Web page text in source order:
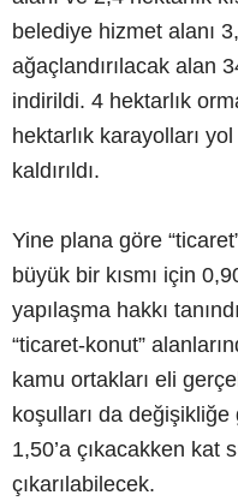
belediye hizmet alanı
ağaçlandırılacak alan
indirildi. 4 hektarlık
hektarlık karayolları
kaldırıldı.
Yine plana göre
büyük bir kısmı için
yapılaşma hakkı
“ticaret-konut”
kamu ortakları eli
koşulları da
1,50’a çıkacakken kat
çıkarılabilecek.